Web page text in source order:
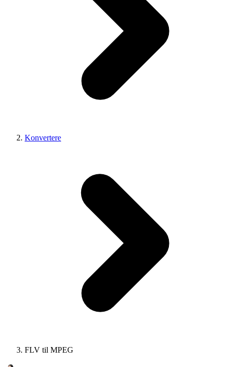
Konvertere
FLV til MPEG